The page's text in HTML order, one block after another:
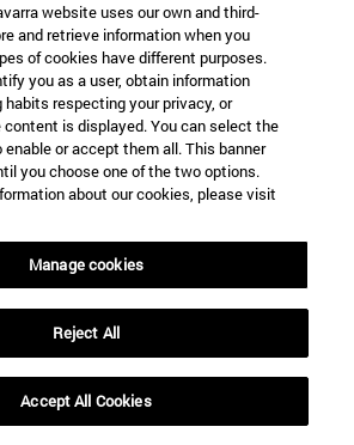
Varios artistas
website uses our own and third-
and retrieve information when you
of cookies have different purposes.
you as a user, obtain information
habits respecting your privacy, or
is displayed. You can select the
or accept them all. This banner
you choose one of the two options.
about our cookies, please visit
Manage cookies
Reject All
Accept All Cookies